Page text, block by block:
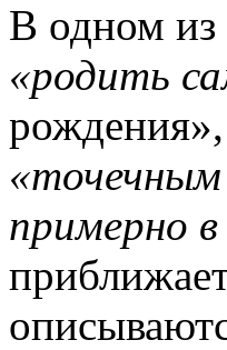
В одном из
«родить
«точечным
примерно